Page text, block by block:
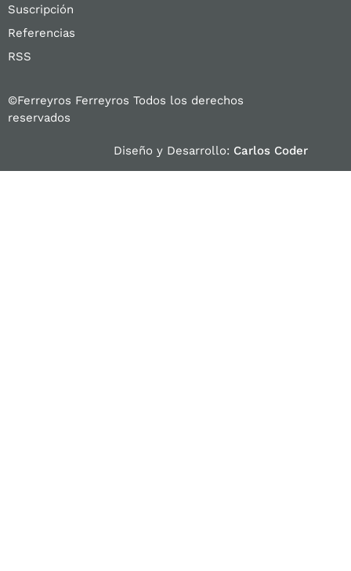
Suscripción
Referencias
RSS
©Ferreyros Ferreyros Todos los derechos
reservados
Diseño y Desarrollo: Carlos Coder